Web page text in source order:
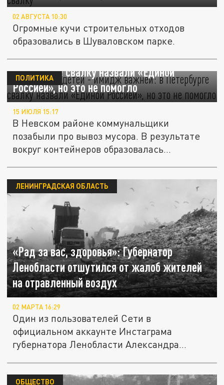
02 АВГУСТА 10:30
Огромные кучи строительных отходов
образовались в Шуваловском парке.
Плевать на детей - имидж важней: в
Петербурге свалку назвали «Единой
Россией», но это не помогло
ПОЛИТИКА
15 ИЮЛЯ 15:17
В Невском районе коммунальщики
позабыли про вывоз мусора. В результате
вокруг контейнеров образовалась...
«Рад за вас, здоровья»: Губернатор
Ленобласти отшутился от жалоб жителей
на отравленный воздух
ЛЕНИНГРАДСКАЯ ОБЛАСТЬ
02 МАРТА 16:29
Один из пользователей Сети в
официальном аккаунте Инстаграма
губернатора Ленобласти Александра
ОБЩЕСТВО